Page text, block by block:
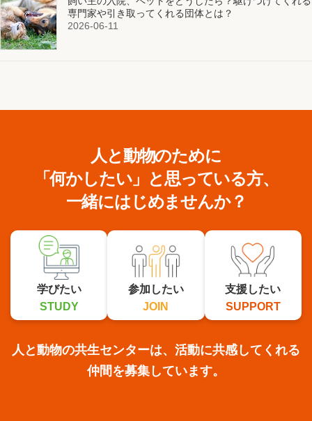
専門家や引き取ってくれる団体とは？
2026-06-11
人と動物のために
「何かしたい」と思っている方、
一緒にはじめませんか？
学びたい
STUDY
参加したい
JOIN
支援したい
SUPPORT
人と動物の共生センターは、活動に共感してくれる
仲間を募集しています。